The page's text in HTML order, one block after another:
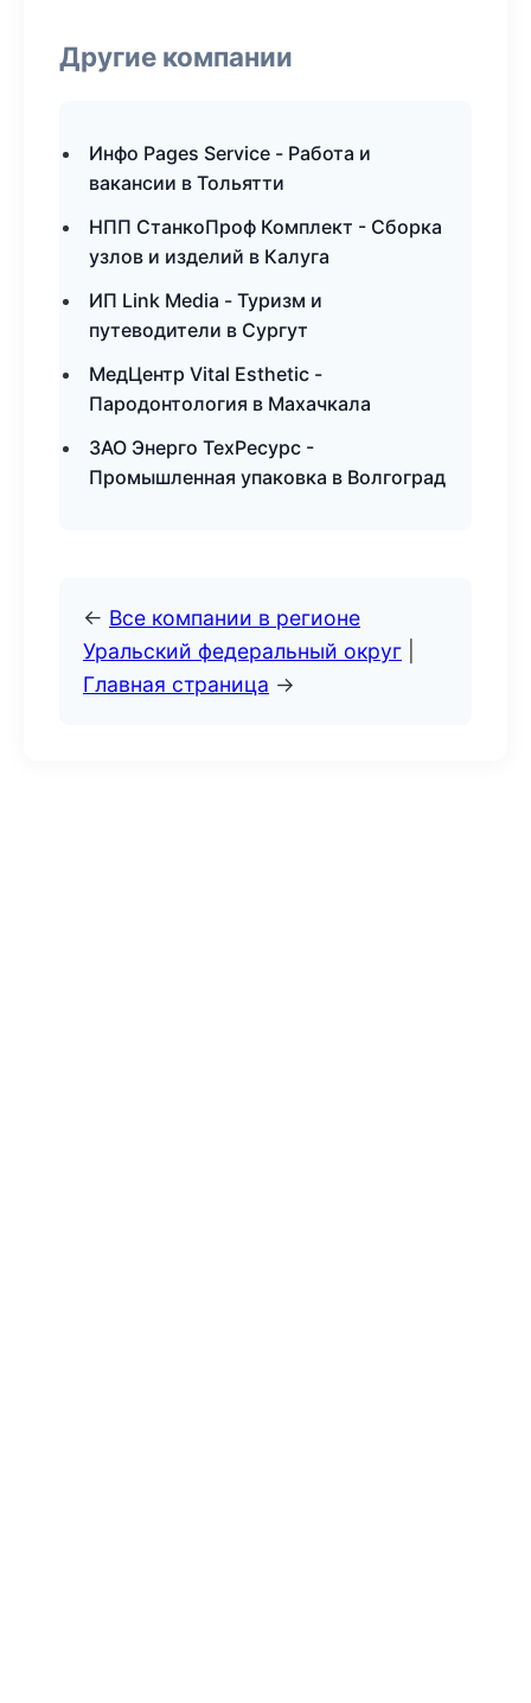
Другие компании
Инфо Pages Service - Работа и
вакансии в Тольятти
НПП СтанкоПроф Комплект - Сборка
узлов и изделий в Калуга
ИП Link Media - Туризм и
путеводители в Сургут
МедЦентр Vital Esthetic -
Пародонтология в Махачкала
ЗАО Энерго ТехРесурс -
Промышленная упаковка в Волгоград
← Все компании в регионе
Уральский федеральный округ
Главная страница →